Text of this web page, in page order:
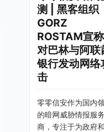
测 | 黑客组织
GORZ
ROSTAM宣称
对巴林与阿联
银行发动网络
击
零零信安作为国内
的暗网威胁情报服
商，专注于为政府